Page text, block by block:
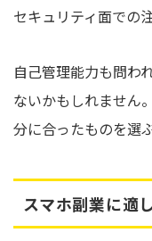
セキュリティ面での
自己管理能力も問わ
ないかもしれません
分に合ったものを選
スマホ副業に適